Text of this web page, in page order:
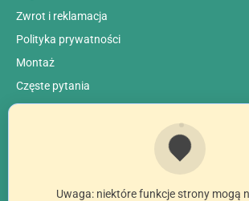
Zwrot i reklamacja
Polityka prywatności
Montaż
Сzęste pytania
Uwaga: niektóre funkcje strony mogą